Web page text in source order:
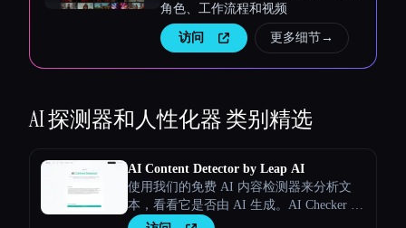
角色、工作流程和视频
访问 更多细节→
AI 探测器和人性化器类别精选
AI Content Detector by Leap AI
使用我们的免费 AI 内容检测器来分析文
本，看看它是否由 AI 生成。AI Checker 工
具，永久免费。